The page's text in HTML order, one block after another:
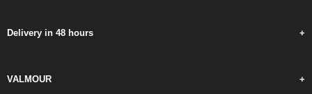
Delivery in 48 hours +
VALMOUR +